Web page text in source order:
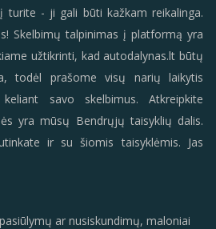
turite - ji gali būti kažkam reikalinga.
Skelbimų talpinimas į platformą yra
užtikrinti, kad autodalynas.lt būtų
todėl prašome visų narių laikytis
savo skelbimus. Atkreipkite
yra mūsų Bendrųjų taisyklių dalis.
ir su šiomis taisyklėmis. Jas
ar nusiskundimų, maloniai